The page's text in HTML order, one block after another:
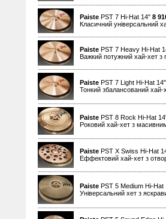
Paiste PST 7 Hi-Hat 14" 8
Класичний універсальний
Paiste PST 7 Heavy Hi-Hat
Важкий потужний хай-хет з
Paiste PST 7 Light Hi-Hat
Тонкий збалансований
Paiste PST 8 Rock Hi-Hat
Роковий хай-хет з
Paiste PST X Swiss Hi-Hat
Еффектовий хай-хет з
Paiste PST 5 Medium Hi-
Універсальний хет з